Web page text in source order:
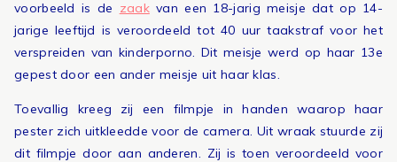
voorbeeld is de zaakvan een 18-jarig meisje dat op 14-
jarige leeftijd is veroordeeld tot 40 uur taakstraf voor het
verspreiden van kinderporno. Dit meisje werd op haar 13e
gepest door een ander meisje uit haar klas.
Toevallig kreeg zij een filmpje in handen waarop haar
pester zich uitkleedde voor de camera. Uit wraak stuurde zij
dit filmpje door aan anderen. Zij is toen veroordeeld voor